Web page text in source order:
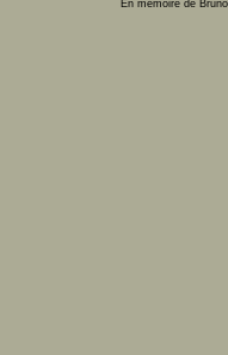
En mémoire de